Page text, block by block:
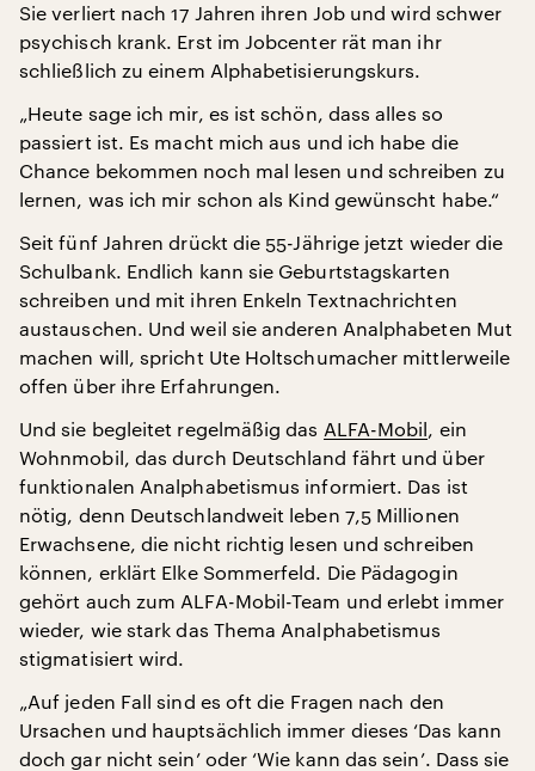
Sie verliert nach 17 Jahren ihren Job und wird schwer
psychisch krank. Erst im Jobcenter rät man ihr
schließlich zu einem Alphabetisierungskurs.
„Heute sage ich mir, es ist schön, dass alles so
passiert ist. Es macht mich aus und ich habe die
Chance bekommen noch mal lesen und schreiben zu
lernen, was ich mir schon als Kind gewünscht habe.“
Seit fünf Jahren drückt die 55-Jährige jetzt wieder die
Schulbank. Endlich kann sie Geburtstagskarten
schreiben und mit ihren Enkeln Textnachrichten
austauschen. Und weil sie anderen Analphabeten Mut
machen will, spricht Ute Holtschumacher mittlerweile
offen über ihre Erfahrungen.
Und sie begleitet regelmäßig das ALFA-Mobil, ein
Wohnmobil, das durch Deutschland fährt und über
funktionalen Analphabetismus informiert. Das ist
nötig, denn Deutschlandweit leben 7,5 Millionen
Erwachsene, die nicht richtig lesen und schreiben
können, erklärt Elke Sommerfeld. Die Pädagogin
gehört auch zum ALFA-Mobil-Team und erlebt immer
wieder, wie stark das Thema Analphabetismus
stigmatisiert wird.
„Auf jeden Fall sind es oft die Fragen nach den
Ursachen und hauptsächlich immer dieses ‘Das kann
doch gar nicht sein’ oder ‘Wie kann das sein’. Dass sie